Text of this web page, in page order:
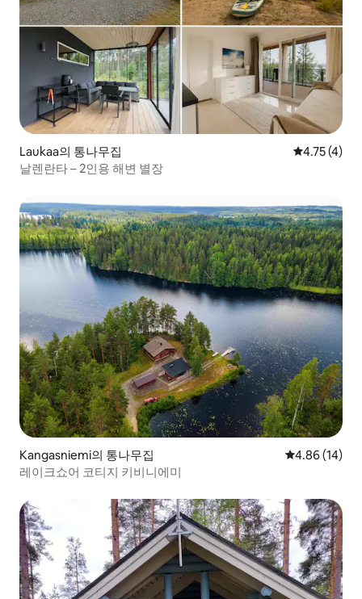
Laukaa의 통나무집 평점 4.75점
4.75 (4)
날렌란타 – 2인용 해변 별장
Kangasniemi의 통나무집 평점 4.86점(5
4.86 (14)
레이크쇼어 코티지 키비니에미